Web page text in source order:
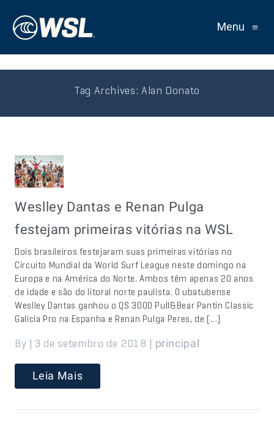
Menu ≡
Tag Archives: Alan Donato
Weslley Dantas e Renan Pulga
festejam primeiras vitórias na WSL
Dois brasileiros festejaram suas primeiras vitórias no
Circuito Mundial da World Surf League neste domingo na
Europa e na América do Norte. Ambos têm apenas 20 anos
de idade e são do litoral norte paulista. O ubatubense
Weslley Dantas ganhou o QS 3000 Pull&Bear Pantin Classic
Galicia Pro na Espanha e Renan Pulga Peres, de […]
By | 3 de setembro de 2018 | principal
Leia Mais